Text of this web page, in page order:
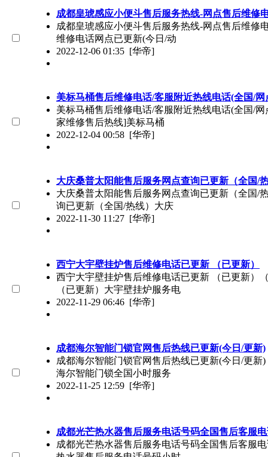
成都皇琥感应小便斗售后服务热线-网点售后维修
成都皇琥感应小便斗售后服务热线-网点售后维修
维修电话网点已更新(今日/动
2022-12-06 01:35 [华帝]
美标马桶售后维修电话/客服附近热线电话(全国/网
美标马桶售后维修电话/客服附近热线电话(全国/
家维修售后热线]美标马桶
2022-12-04 00:58 [华帝]
大庆桑普太阳能售后服务网点查询已更新（全国/
大庆桑普太阳能售后服务网点查询已更新（全国/
询已更新（全国/热线）大庆
2022-11-30 11:27 [华帝]
西宁大宇壁挂炉售后维修电话已更新 （已更新）
西宁大宇壁挂炉售后维修电话已更新 （已更新）
（已更新）大宇壁挂炉服务电
2022-11-29 06:46 [华帝]
成都海尔智能门锁官网售后热线已更新(今日/更新)
成都海尔智能门锁官网售后热线已更新(今日/更新
海尔智能门锁全国小时服务
2022-11-25 12:59 [华帝]
成都光芒热水器售后服务电话号码全国售后客服
成都光芒热水器售后服务电话号码全国售后客服